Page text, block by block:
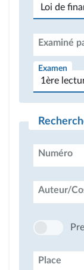
Examiné
Examen
Numéro
Auteur/
Place